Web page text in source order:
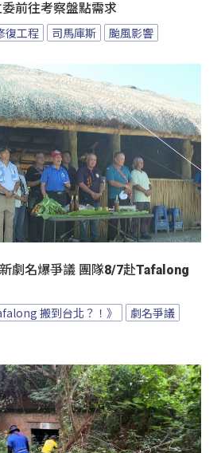
前往考察盤點需求
復工程 司馬庫斯 颱風影響
新劇名爆爭議 團隊8/7赴Tafalong
搬到台北？！》
劇名爭議